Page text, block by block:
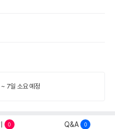
7일 소요 예정
0 Q&A 0